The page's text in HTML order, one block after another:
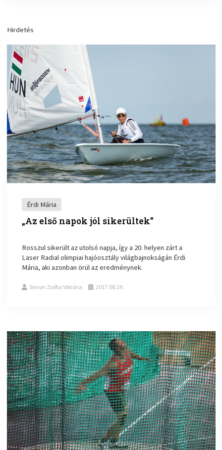
Hirdetés
Érdi Mária
„Az első napok jól sikerültek”
Rosszul sikerült az utolsó napja, így a 20. helyen zárt a
Laser Radial olimpiai hajóosztály világbajnokságán Érdi
Mária, aki azonban örül az eredménynek.
Simon Zsófia Viktória 2017.08.29.